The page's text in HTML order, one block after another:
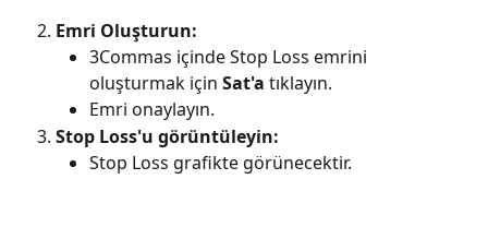
Emri Oluşturun:
3Commas içinde Stop Loss emrini
oluşturmak için Sat'a tıklayın.
Emri onaylayın.
Stop Loss'u görüntüleyin:
Stop Loss grafikte görünecektir.